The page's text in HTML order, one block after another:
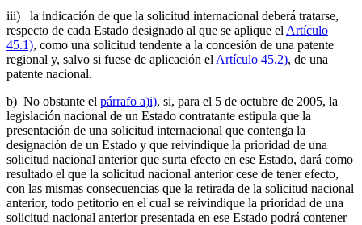
iii) la indicación de que la solicitud internacional deberá tratarse,
respecto de cada Estado designado al que se aplique el Artículo
45.1), como una solicitud tendente a la concesión de una patente
regional y, salvo si fuese de aplicación el Artículo 45.2), de una
patente nacional.
b) No obstante el párrafo a)i), si, para el 5 de octubre de 2005, la
legislación nacional de un Estado contratante estipula que la
presentación de una solicitud internacional que contenga la
designación de un Estado y que reivindique la prioridad de una
solicitud nacional anterior que surta efecto en ese Estado, dará como
resultado el que la solicitud nacional anterior cese de tener efecto,
con las mismas consecuencias que la retirada de la solicitud nacional
anterior, todo petitorio en el cual se reivindique la prioridad de una
solicitud nacional anterior presentada en ese Estado podrá contener